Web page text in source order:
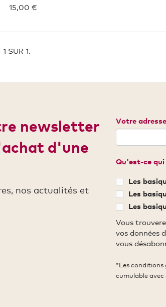
15,00 €
SUR 1.
newsletter
d'une
nos actualités et
Votre
Qu'est-ce qui
Les
Les
Les
Vous
vos données
vous
*Les conditions
cumulable